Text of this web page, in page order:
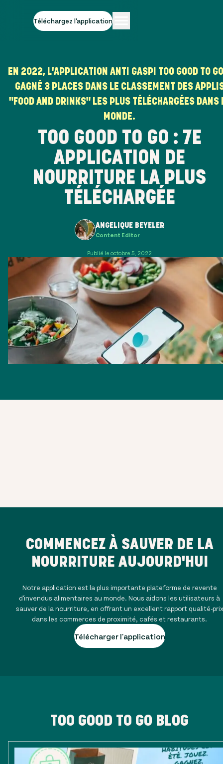
Téléchargez l'application
EN 2022, L'APPLICATION ANTI GASPI TOO GOOD TO
GAGNÉ 3 PLACES DANS LE CLASSEMENT DES
"FOOD AND DRINKS" LES PLUS TÉLÉCHARGÉES DANS
MONDE.
TOO GOOD TO GO : 7E
APPLICATION DE
NOURRITURE LA PLUS
TÉLÉCHARGÉE
ANGELIQUE BEYELER
Content Editor
Publié le octobre 5, 2022
COMMENCEZ À SAUVER DE LA
NOURRITURE AUJOURD'HUI
Notre application est la plus importante plateforme de revente
d'invendus alimentaires au monde. Nous aidons les utilisateurs à
sauver de la nourriture, en offrant un excellent rapport qualité-prix
dans les commerces de proximité, cafés et restaurants.
Télécharger l'application
TOO GOOD TO GO BLOG